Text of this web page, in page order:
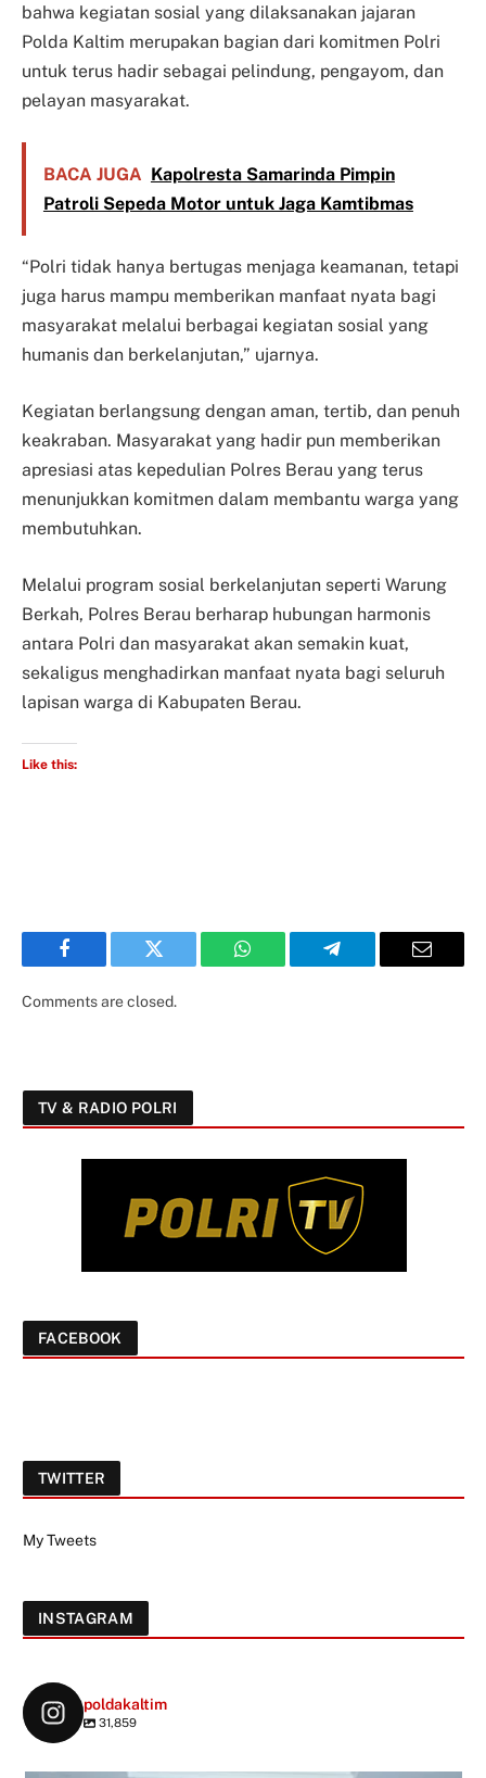
bahwa kegiatan sosial yang dilaksanakan jajaran
Polda Kaltim merupakan bagian dari komitmen Polri
untuk terus hadir sebagai pelindung, pengayom, dan
pelayan masyarakat.
BACA JUGA Kapolresta Samarinda Pimpin
Patroli Sepeda Motor untuk Jaga Kamtibmas
“Polri tidak hanya bertugas menjaga keamanan, tetapi
juga harus mampu memberikan manfaat nyata bagi
masyarakat melalui berbagai kegiatan sosial yang
humanis dan berkelanjutan,” ujarnya.
Kegiatan berlangsung dengan aman, tertib, dan penuh
keakraban. Masyarakat yang hadir pun memberikan
apresiasi atas kepedulian Polres Berau yang terus
menunjukkan komitmen dalam membantu warga yang
membutuhkan.
Melalui program sosial berkelanjutan seperti Warung
Berkah, Polres Berau berharap hubungan harmonis
antara Polri dan masyarakat akan semakin kuat,
sekaligus menghadirkan manfaat nyata bagi seluruh
lapisan warga di Kabupaten Berau.
Like this:
Facebook Twitter WhatsApp Telegram Email
Comments are closed.
TV & RADIO POLRI
FACEBOOK
TWITTER
My Tweets
INSTAGRAM
poldakaltim
31,859